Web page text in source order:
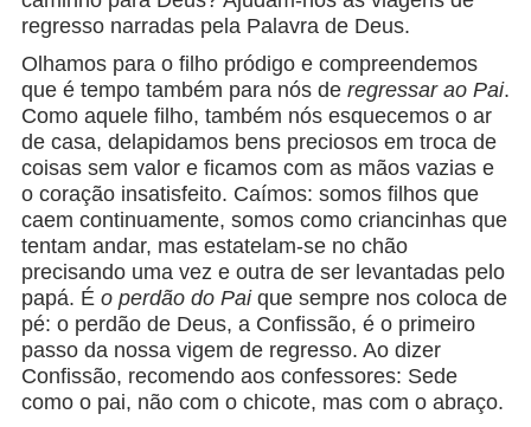
regresso narradas pela Palavra de Deus.
Olhamos para o filho pródigo e compreendemos
que é tempo também para nós de regressar ao Pai.
Como aquele filho, também nós esquecemos o ar
de casa, delapidamos bens preciosos em troca de
coisas sem valor e ficamos com as mãos vazias e
o coração insatisfeito. Caímos: somos filhos que
caem continuamente, somos como criancinhas que
tentam andar, mas estatelam-se no chão
precisando uma vez e outra de ser levantadas pelo
papá. É o perdão do Paique sempre nos coloca de
pé: o perdão de Deus, a Confissão, é o primeiro
passo da nossa vigem de regresso. Ao dizer
Confissão, recomendo aos confessores: Sede
como o pai, não com o chicote, mas com o abraço.